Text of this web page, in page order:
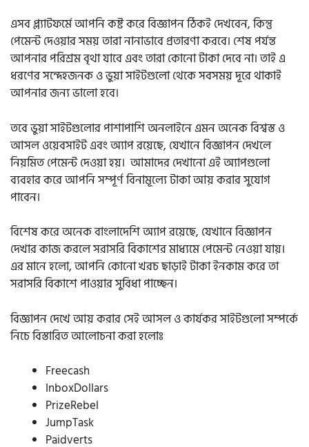
এসব প্ল্যাটফর্মে আপনি কষ্ট করে বিজ্ঞাপন ঠিকই দেখবেন, কিন্তু
পেমেন্ট দেওয়ার সময় তারা নানাভাবে প্রতারণা করবে। শেষ পর্যন্ত
আপনার পরিশ্রম বৃথা যাবে এবং তারা কোনো টাকা দেবে না। তাই এ
ধরণের সন্দেহজনক ও ভুয়া সাইটগুলো থেকে সবসময় দূরে থাকাই
আপনার জন্য ভালো হবে।
তবে ভুয়া সাইটগুলোর পাশাপাশি অনলাইনে এমন অনেক বিশ্বস্ত ও
আসল ওয়েবসাইট এবং অ্যাপ রয়েছে, যেখানে বিজ্ঞাপন দেখলে
নিয়মিত পেমেন্ট দেওয়া হয়। আমাদের দেখানো এই অ্যাপগুলো
ব্যবহার করে আপনি সম্পূর্ণ বিনামূল্যে টাকা আয় করার সুযোগ
পাবেন।
বিশেষ করে অনেক বাংলাদেশি অ্যাপ রয়েছে, যেখানে বিজ্ঞাপন
দেখার কাজ করলে সরাসরি বিকাশের মাধ্যমে পেমেন্ট নেওয়া যায়।
এর মানে হলো, আপনি কোনো খরচ ছাড়াই টাকা ইনকাম করে তা
সরাসরি বিকাশে পাওয়ার সুবিধা পাচ্ছেন।
বিজ্ঞাপন দেখে আয় করার সেই আসল ও কার্যকর সাইটগুলো সম্পর্কে
নিচে বিস্তারিত আলোচনা করা হলোঃ
Freecash
InboxDollars
PrizeRebel
JumpTask
Paidverts